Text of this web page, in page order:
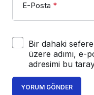
E-Posta *
Bir dahaki
üzere adımı, e-
adresimi bu
YORUM GÖNDER